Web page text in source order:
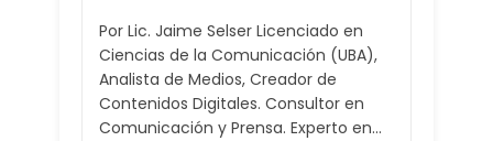
Por Lic. Jaime Selser Licenciado en
Ciencias de la Comunicación (UBA),
Analista de Medios, Creador de
Contenidos Digitales. Consultor en
Comunicación y Prensa. Experto en...